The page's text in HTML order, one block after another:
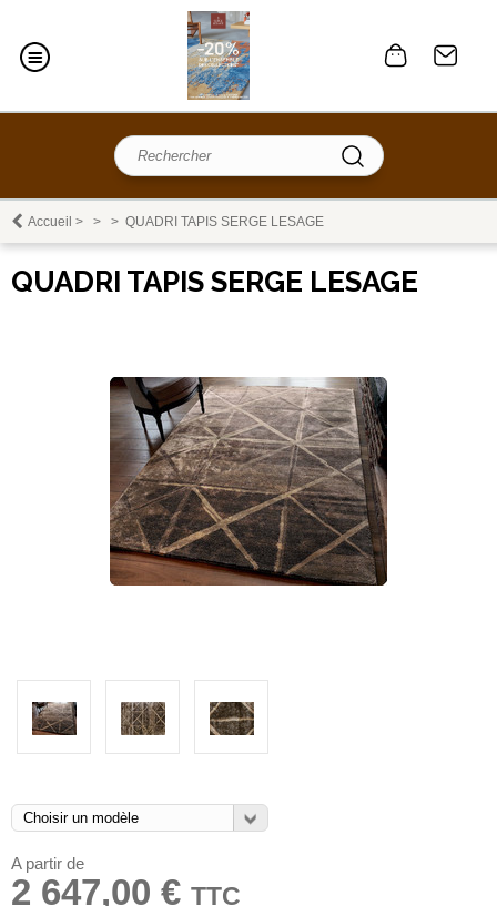
Accueil > > > QUADRI TAPIS SERGE LESAGE
QUADRI TAPIS SERGE LESAGE
A partir de
2 647,00 € TTC